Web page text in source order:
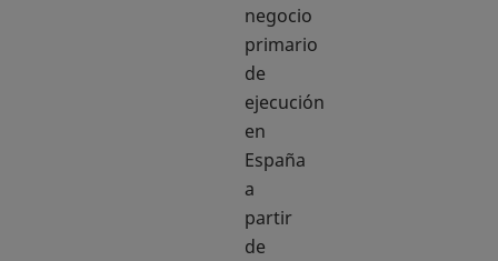
negocio
primario
de
ejecución
en
España
a
partir
de